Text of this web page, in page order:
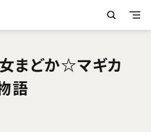
まどか☆マギカ
語